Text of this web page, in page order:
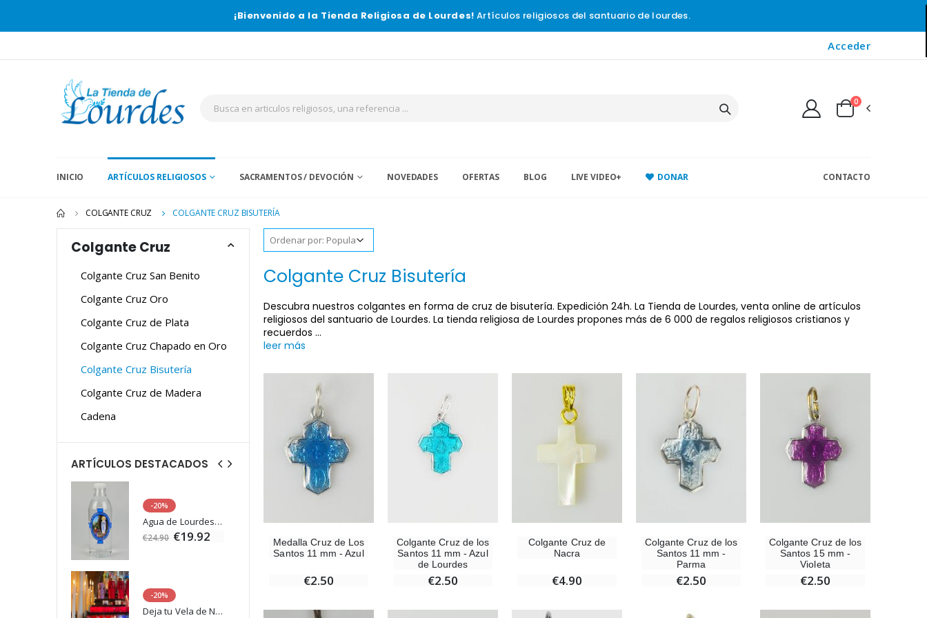
¡Bienvenido a la Tienda Religiosa de Lourdes! Artículos religiosos del santuario de lourdes.
Acceder
0
INICIO ARTÍCULOS RELIGIOSOS SACRAMENTOS / DEVOCIÓN NOVEDADES OFERTAS BLOG LIVE VIDEO+ DONAR CONTACTO
COLGANTE CRUZ COLGANTE CRUZ BISUTERÍA
Colgante Cruz Bisutería
Descubra nuestros colgantes en forma de cruz de bisutería. Expedición 24h. La Tienda de Lourdes, venta online de artículos
religiosos del santuario de Lourdes. La tienda religiosa de Lourdes propones más de 6 000 de regalos religiosos cristianos y
recuerdos ...
leer más
Medalla Cruz de Los
Santos 11 mm - Azul
€2.50
Colgante Cruz de los
Santos 11 mm - Azul
de Lourdes
€2.50
Colgante Cruz de
Nacra
€4.90
Colgante Cruz de los
Santos 11 mm -
Parma
€2.50
Colgante Cruz de los
Santos 15 mm -
Violeta
€2.50
Colgante Cruz
Colgante Cruz San Benito
Colgante Cruz Oro
Colgante Cruz de Plata
Colgante Cruz Chapado en Oro
Colgante Cruz Bisutería
Colgante Cruz de Madera
Cadena
ARTÍCULOS DESTACADOS
-20%
Agua de Lourdes 1L
€24.90 €19.92
-20%
Deja tu Vela de Novena en Lourdes
€15.00
Agua de Lourdes 1L
€19.92
Deja tu Vela de Novena en Lourdes
€15.00 €13.50